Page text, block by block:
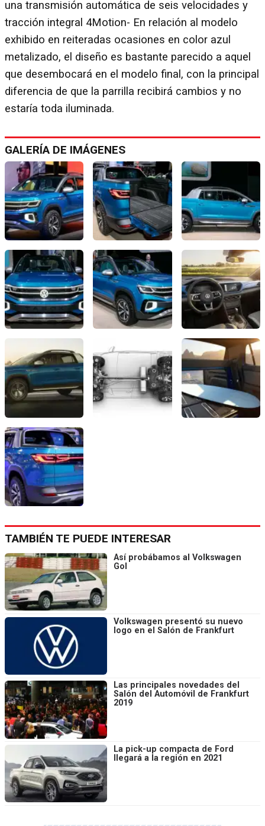
una transmisión automática de seis velocidades y
tracción integral 4Motion- En relación al modelo
exhibido en reiteradas ocasiones en color azul
metalizado, el diseño es bastante parecido a aquel
que desembocará en el modelo final, con la principal
diferencia de que la parrilla recibirá cambios y no
estaría toda iluminada.
GALERÍA DE IMÁGENES
TAMBIÉN TE PUEDE INTERESAR
Así probábamos al Volkswagen
Gol
Volkswagen presentó su nuevo
logo en el Salón de Frankfurt
Las principales novedades del
Salón del Automóvil de Frankfurt
2019
La pick-up compacta de Ford
llegará a la región en 2021